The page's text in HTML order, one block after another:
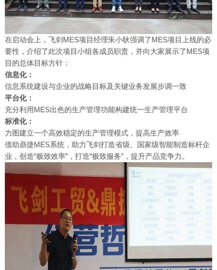
在启动会上，飞剑MES项目经理朱小耿强调了MES项目上线的必
要性，介绍了此次项目小组各成员职责，并向大家展示了MES项
目的总体目标方针：
信息化：
信息系统建设与企业的战略目标及关键业务发展步调一致
平台化：
充分利用MES出色的生产管理功能构建统一生产管理平台
标准化：
力图建立一个高效稳定的生产管理模式，提高生产效率
借助鼎捷MES系统，助力飞剑打造省级、国家级智能制造标杆企
业，创造“极致效率”，打造“极致服务”，提升产品竞争力。